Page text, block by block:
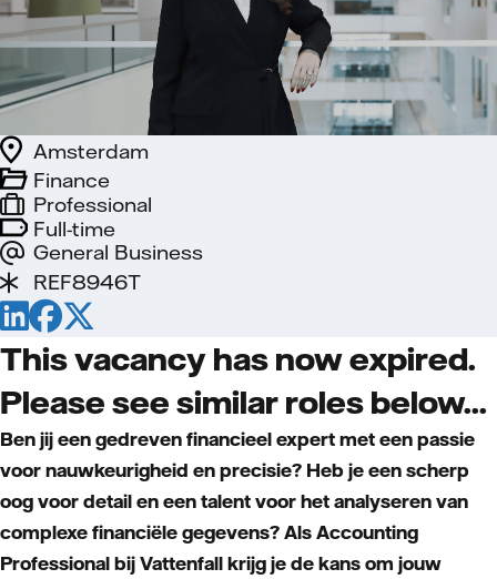
Full-time
General Business
Finance
Amsterdam
Professional
REF8946T
This vacancy has now expired.
Please see similar roles below...
Ben jij een gedreven financieel expert met een passie
voor nauwkeurigheid en precisie? Heb je een scherp
oog voor detail en een talent voor het analyseren van
complexe financiële gegevens? Als Accounting
Professional bij Vattenfall krijg je de kans om jouw